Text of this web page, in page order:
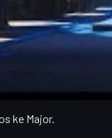
lagi tim yang
rifler:
ke Major.